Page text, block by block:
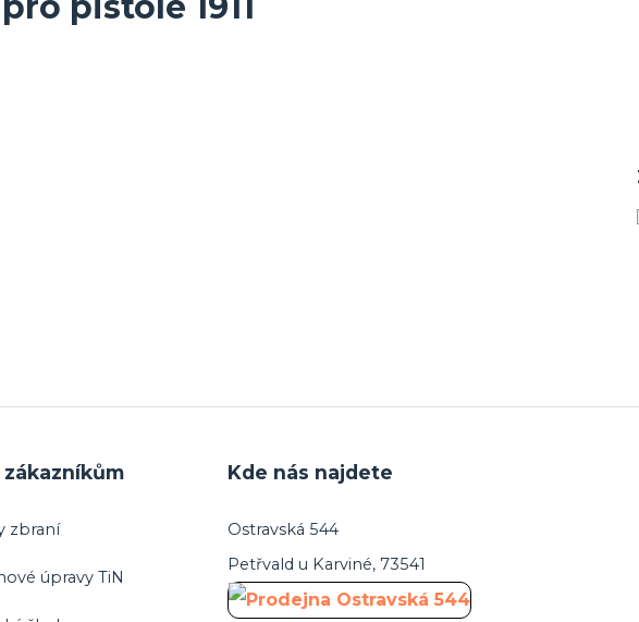
zákazníkům
zbraní
úpravy TiN
Kde nás najdete
Ostravská 544
Petřvald u Karviné, 73541